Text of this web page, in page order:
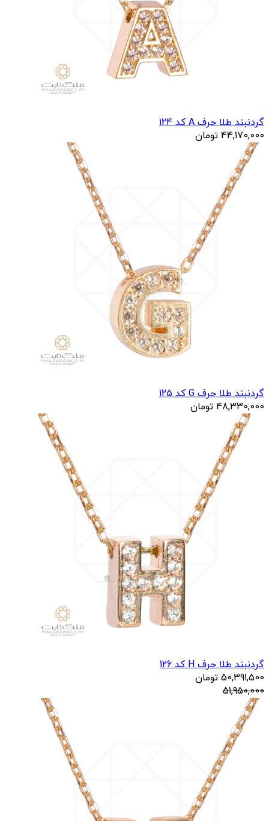
گردنبند طلا حرف A کد 124
44,170,000 تومان
گردنبند طلا حرف G کد 125
48,330,000 تومان
گردنبند طلا حرف H کد 126
50,391,500 تومان
51,950,000